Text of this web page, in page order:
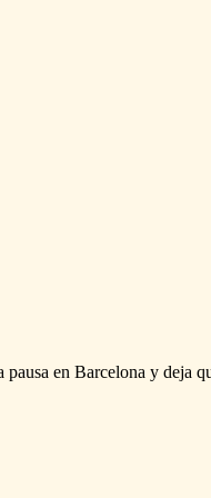
en Barcelona y deja